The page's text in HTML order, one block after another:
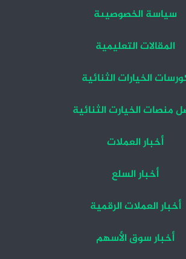
سياسة الخصوصيىة
المقالات التعليمية
الخيارات الثنائية
منصات الخيارت الثنائية
أخبار العملات
أخبار السلع
أخبار العملات الرقمية
أخبار سوق الأسهم